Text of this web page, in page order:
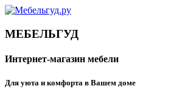
МЕБЕЛЬГУД
Интернет-магазин мебели
Для уюта и комфорта в Вашем доме